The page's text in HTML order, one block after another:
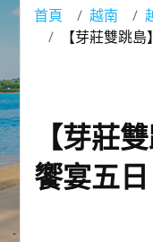
首頁 越南
【芽莊雙跳
【芽莊
饗宴五日